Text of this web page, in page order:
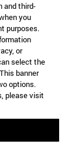
and third-
you
purposes.
or
select the
banner
options.
please visit